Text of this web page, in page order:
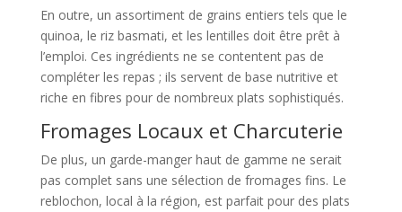
En outre, un assortiment de grains entiers tels que le
quinoa, le riz basmati, et les lentilles doit être prêt à
l’emploi. Ces ingrédients ne se contentent pas de
compléter les repas ; ils servent de base nutritive et
riche en fibres pour de nombreux plats sophistiqués.
Fromages Locaux et Charcuterie
De plus, un garde-manger haut de gamme ne serait
pas complet sans une sélection de fromages fins. Le
reblochon, local à la région, est parfait pour des plats